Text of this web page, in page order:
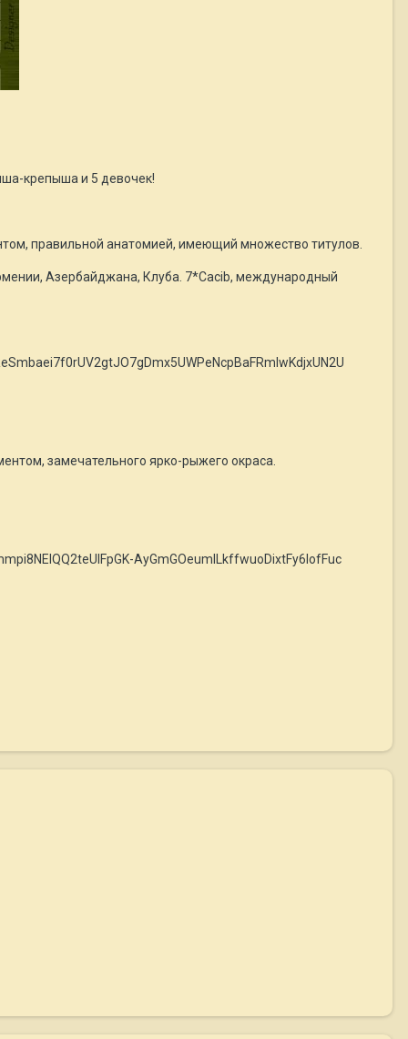
крепыша и 5 девочек!
правильной анатомией, имеющий множество титулов.
Азербайджана, Клуба. 7*Cacib, международный
замечательного ярко-рыжего окраса.
AyGmGOeumlLkffwuoDixtFy6IofFuc